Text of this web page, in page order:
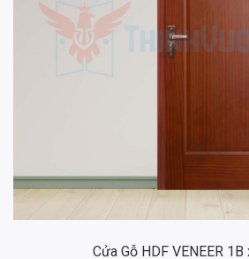
Cửa Gỗ HDF VENEER 1B